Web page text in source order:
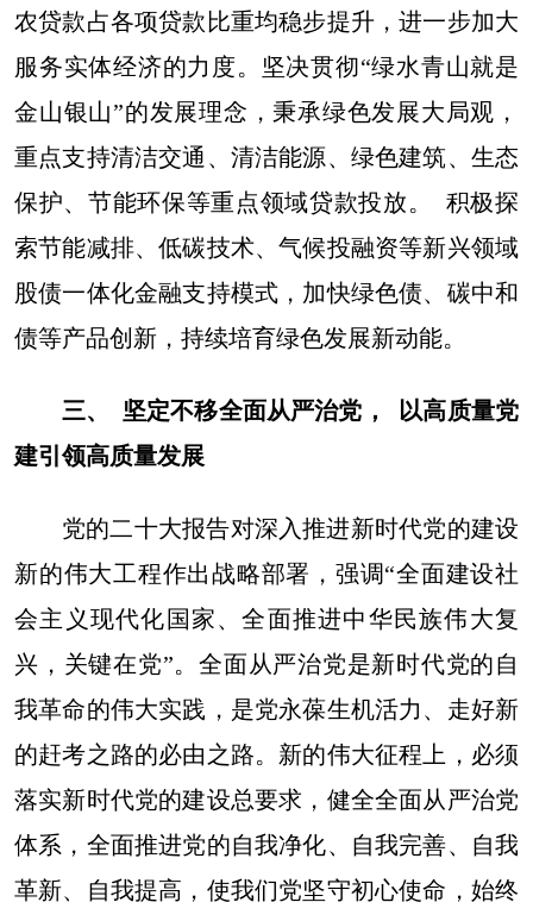
农贷款占各项贷款比重均稳步提升，进一步加大
服务实体经济的力度。坚决贯彻“绿水青山就是
金山银山”的发展理念，秉承绿色发展大局观，
重点支持清洁交通、清洁能源、绿色建筑、生态
保护、节能环保等重点领域贷款投放。 积极探
索节能减排、低碳技术、气候投融资等新兴领域
股债一体化金融支持模式，加快绿色债、碳中和
债等产品创新，持续培育绿色发展新动能。
三、 坚定不移全面从严治党， 以高质量党
建引领高质量发展
党的二十大报告对深入推进新时代党的建设
新的伟大工程作出战略部署，强调“全面建设社
会主义现代化国家、全面推进中华民族伟大复
兴，关键在党”。全面从严治党是新时代党的自
我革命的伟大实践，是党永葆生机活力、走好新
的赶考之路的必由之路。新的伟大征程上，必须
落实新时代党的建设总要求，健全全面从严治党
体系，全面推进党的自我净化、自我完善、自我
革新、自我提高，使我们党坚守初心使命，始终